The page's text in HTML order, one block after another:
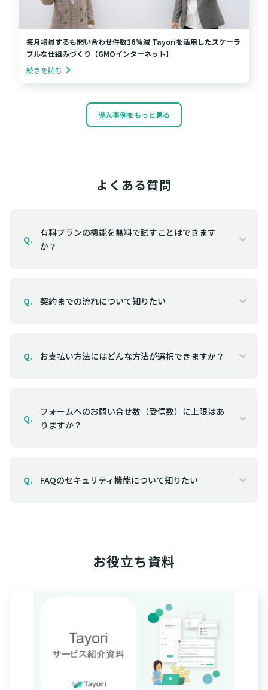
毎月増員するも問い合わせ件数16%減 Tayoriを活用したスケーラ
ブルな仕組みづくり【GMOインターネット】
続きを読む
導入事例をもっと見る
よくある質問
Q.
有料プランの機能を無料で試すことはできます
か？
Q. 契約までの流れについて知りたい
Q. お支払い方法にはどんな方法が選択できますか？
Q.
フォームへのお問い合せ数（受信数）に上限はあ
りますか？
Q. FAQのセキュリティ機能について知りたい
お役立ち資料